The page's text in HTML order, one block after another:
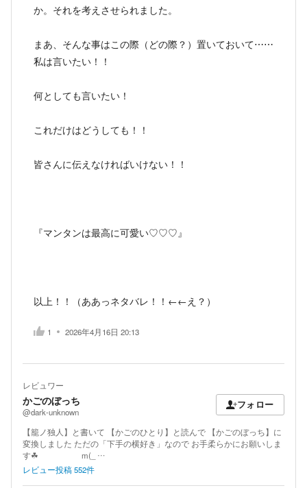
か。それを考えさせられました。
まあ、そんな事はこの際（どの際？）置いておいて⋯⋯
私は言いたい！！
何としても言いたい！
これだけはどうしても！！
皆さんに伝えなければいけない！！
『マンタンは最高に可愛い♡♡♡』
以上！！（ああっネタバレ！！←←え？）
1 2026年4月16日 20:13
レビュワー
かごのぼっち
@dark-unknown
フォロー
【籠ノ独人】と書いて 【かごのひとり】と読んで 【かごのぼっち】に
変換しました ただの「下手の横好き」なので お手柔らかにお願いしま
す☘ m(_ …
レビュー投稿552件